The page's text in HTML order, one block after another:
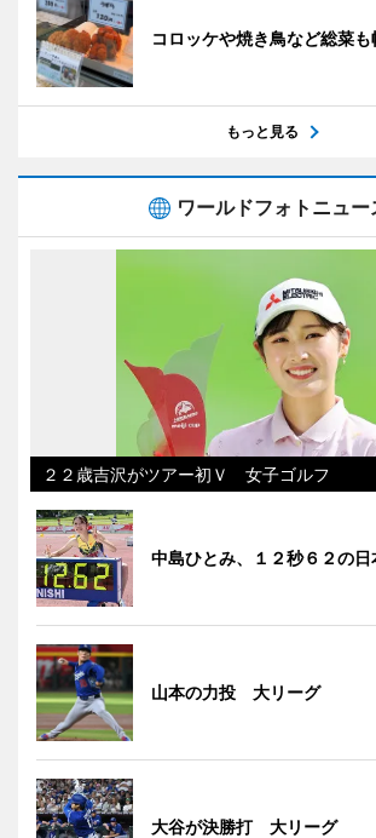
コロッケや焼き鳥など総菜も
もっと見る
ワールドフォトニュー
２２歳吉沢がツアー初Ｖ 女子ゴルフ
中島ひとみ、１２秒６２の日
山本の力投 大リーグ
大谷が決勝打 大リーグ